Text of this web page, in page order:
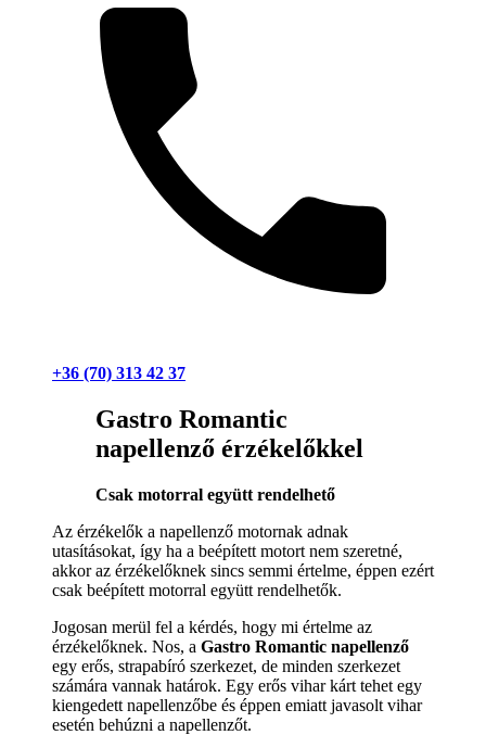
+36 (70) 313 42 37
Gastro Romantic
napellenző érzékelőkkel
Csak motorral együtt rendelhető
Az érzékelők a napellenző motornak adnak
utasításokat, így ha a beépített motort nem szeretné,
akkor az érzékelőknek sincs semmi értelme, éppen ezért
csak beépített motorral együtt rendelhetők.
Jogosan merül fel a kérdés, hogy mi értelme az
érzékelőknek. Nos, a Gastro Romantic napellenző
egy erős, strapabíró szerkezet, de minden szerkezet
számára vannak határok. Egy erős vihar kárt tehet egy
kiengedett napellenzőbe és éppen emiatt javasolt vihar
esetén behúzni a napellenzőt.